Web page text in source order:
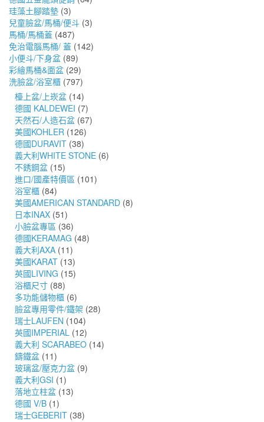
珪藻土腳踏墊 (3)
兒童臉盆/馬桶/便斗 (3)
馬桶/馬桶蓋 (487)
免治電腦馬桶/ 蓋 (142)
小便斗/下身盆 (89)
彩繪馬桶&面盆 (29)
洗臉盆/浴室櫃 (797)
檯上盆/上崁盆 (14)
德國 KALDEWEI (7)
天然石/人造石盆 (67)
美國KOHLER (126)
德國DURAVIT (38)
義大利WHITE STONE (6)
不銹鋼盆 (15)
進口/國產特價區 (101)
浴室櫃 (84)
美國AMERICAN STANDARD (8)
日本INAX (51)
小臉盆專區 (36)
德國KERAMAG (48)
義大利AXA (11)
美國KARAT (13)
英國LIVING (15)
浴櫃尺寸 (88)
多功能儲物櫃 (6)
臉盆專用零件/鐵架 (28)
瑞士LAUFEN (104)
英國IMPERIAL (12)
義大利 SCARABEO (14)
鑄鐵盆 (11)
玻璃盆/壓克力盆 (9)
義大利GSI (1)
落地立柱盆 (13)
德國 V/B (1)
瑞士GEBERIT (38)